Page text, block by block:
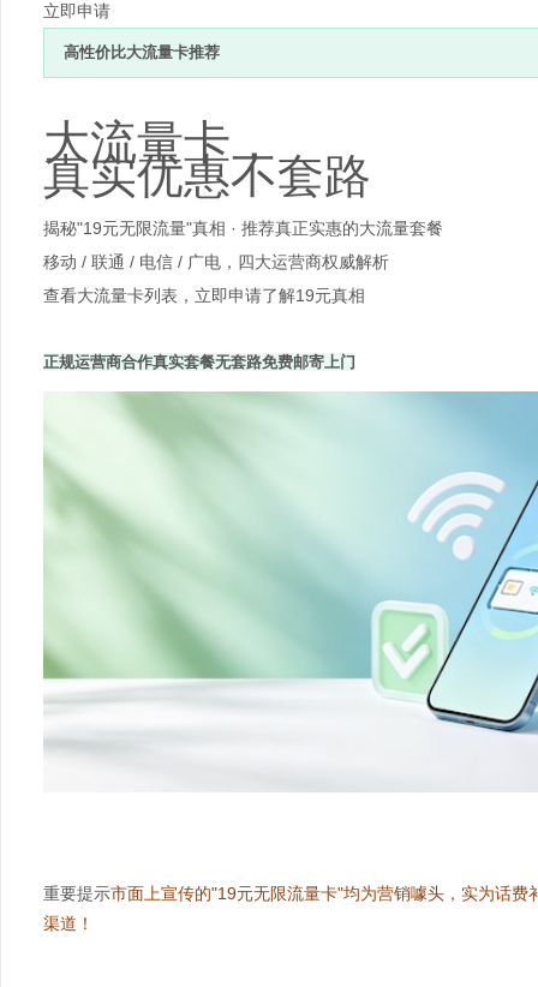
立即申请
高性价比大流量卡推荐
大流量卡，
真实优惠不套路
揭秘"19元无限流量"真相 · 推荐真正实惠的大流量套餐
移动 / 联通 / 电信 / 广电，四大运营商权威解析
查看大流量卡列表，立即申请了解19元真相
正规运营商合作真实套餐无套路免费邮寄上门
重要提示市面上宣传的"19元无限流量卡"均为营销噱头，实为话
渠道！